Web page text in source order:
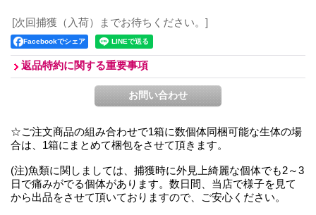
[次回捕獲（入荷）までお待ちください。]
Facebookでシェア
返品特約に関する重要事項
☆ご注文商品の組み合わせで1箱に数個体同梱可能な生体の場
合は、1箱にまとめて梱包をさせて頂きます。
(注)魚類に関しましては、捕獲時に外見上綺麗な個体でも2～3
日で痛みがでる個体があります。数日間、当店で様子を見て
から出品をさせて頂いておりますので、ご安心ください。